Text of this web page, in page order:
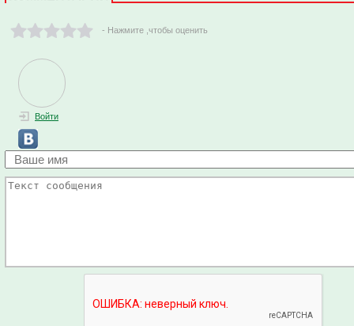
- Нажмите ,чтобы оценить
Войти